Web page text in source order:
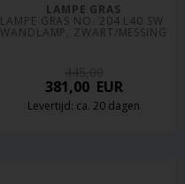
LAMPE GRAS
LAMPE GRAS NO. 204 L40 SW
WANDLAMP, ZWART/MESSING
381,00EUR
Levertijd: ca. 20 dagen